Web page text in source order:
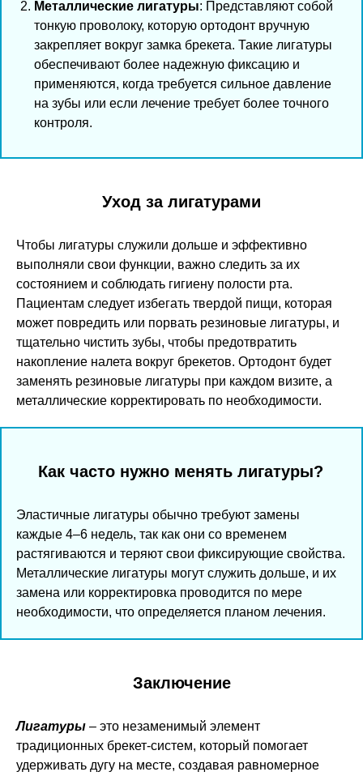
Металлические лигатуры: Представляют собой
тонкую проволоку, которую ортодонт вручную
закрепляет вокруг замка брекета. Такие лигатуры
обеспечивают более надежную фиксацию и
применяются, когда требуется сильное давление
на зубы или если лечение требует более точного
контроля.
Уход за лигатурами
Чтобы лигатуры служили дольше и эффективно
выполняли свои функции, важно следить за их
состоянием и соблюдать гигиену полости рта.
Пациентам следует избегать твердой пищи, которая
может повредить или порвать резиновые лигатуры, и
тщательно чистить зубы, чтобы предотвратить
накопление налета вокруг брекетов. Ортодонт будет
заменять резиновые лигатуры при каждом визите, а
металлические корректировать по необходимости.
Как часто нужно менять лигатуры?
Эластичные лигатуры обычно требуют замены
каждые 4–6 недель, так как они со временем
растягиваются и теряют свои фиксирующие свойства.
Металлические лигатуры могут служить дольше, и их
замена или корректировка проводится по мере
необходимости, что определяется планом лечения.
Заключение
Лигатуры – это незаменимый элемент
традиционных брекет-систем, который помогает
удерживать дугу на месте, создавая равномерное